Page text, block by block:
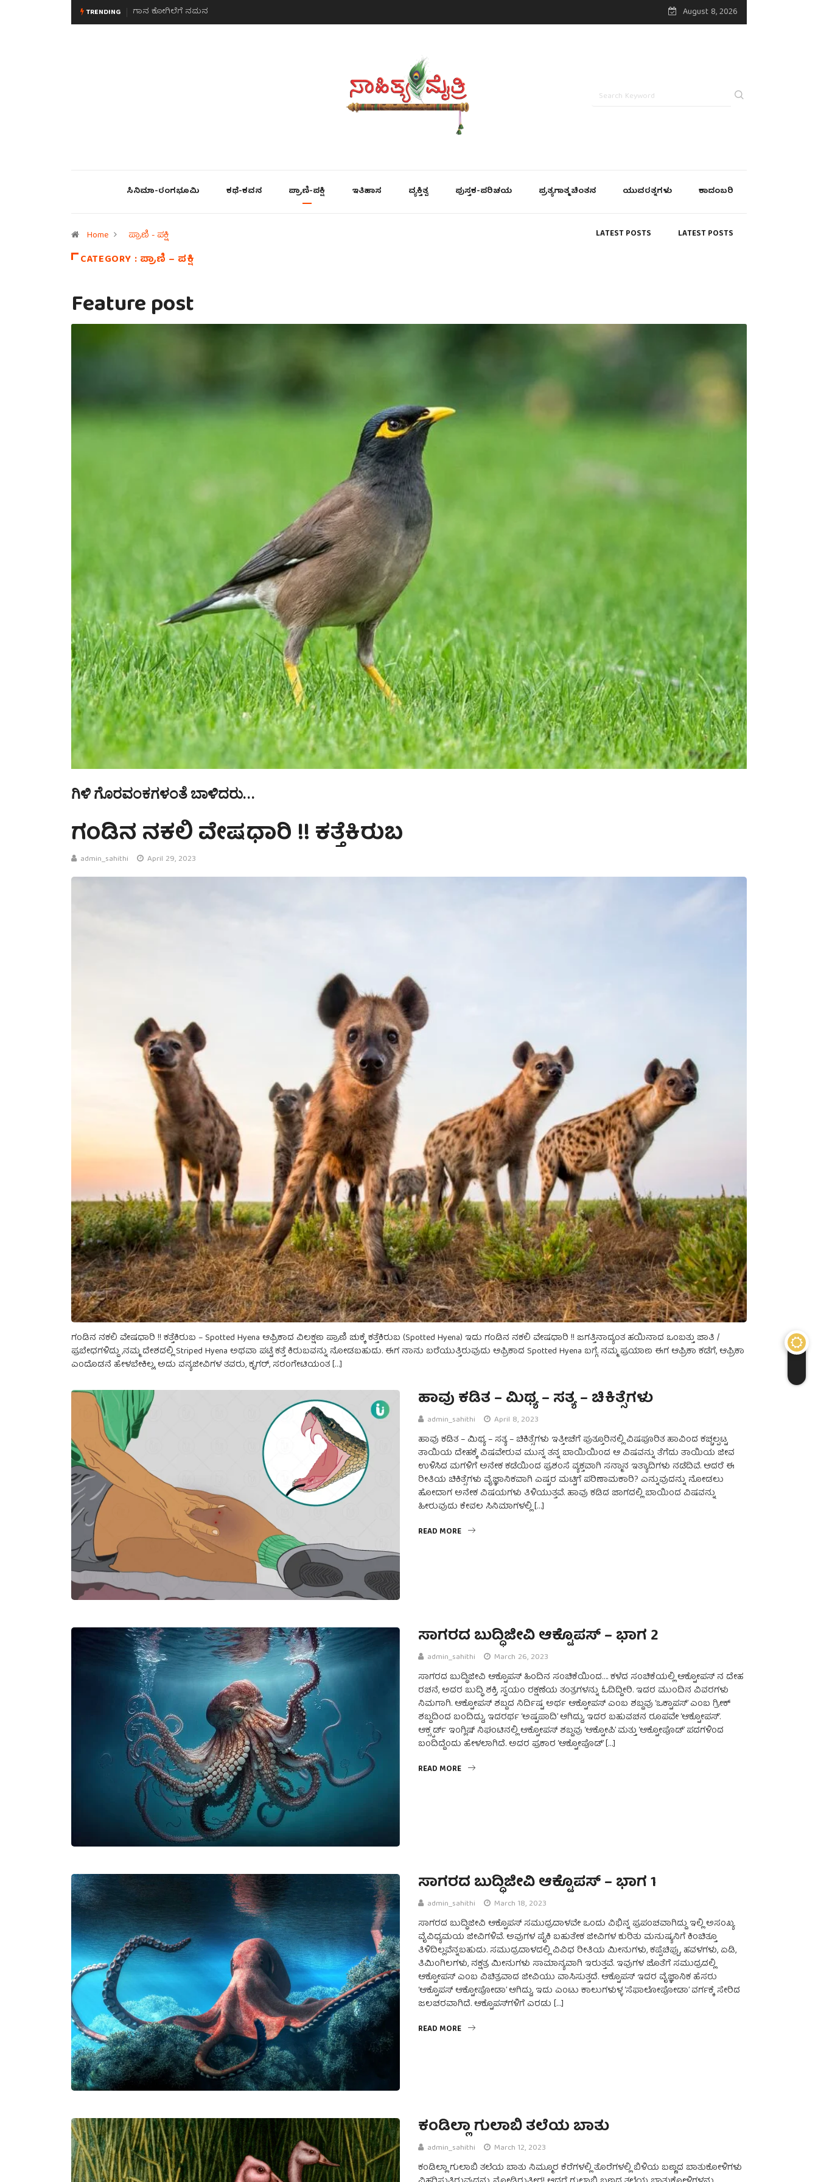
TRENDING ಮನಸಿನ ಸವಿಭಾವ August 8, 2026
ಸಿನಿಮಾ-ರಂಗಭೂಮಿ ಕಥೆ-ಕವನ ಪ್ರಾಣಿ-ಪಕ್ಷಿ ಇತಿಹಾಸ ವ್ಯಕ್ತಿತ್ವ ಪುಸ್ತಕ-ಪರಿಚಯ ಪ್ರತ್ಯಗಾತ್ಮ ಚಿಂತನ ಯುವರತ್ನಗಳು ಕಾದಂಬರಿ
LATEST POSTS LATEST POSTS
Home ಪ್ರಾಣಿ - ಪಕ್ಷಿ
CATEGORY : ಪ್ರಾಣಿ – ಪಕ್ಷಿ
Feature post
ಗಿಳಿ ಗೊರವಂಕಗಳಂತೆ ಬಾಳಿದರು…
ಗಂಡಿನ ನಕಲಿ ವೇಷಧಾರಿ !! ಕತ್ತೆಕಿರುಬ
admin_sahithi April 29, 2023
ಗಂಡಿನ ನಕಲಿ ವೇಷಧಾರಿ !! ಕತ್ತೆಕಿರುಬ – Spotted Hyena ಆಫ್ರಿಕಾದ ವಿಲಕ್ಷಣ ಪ್ರಾಣಿ ಚುಕ್ಕೆ ಕತ್ತೆಕಿರುಬ (Spotted Hyena) ಇದು ಗಂಡಿನ ನಕಲಿ ವೇಷಧಾರಿ !! ಜಗತ್ತಿನಾದ್ಯಂತ ಹಯಿನಾದ ಒಂಬತ್ತು ಜಾತಿ /
ಪ್ರಬೇಧಗಳಿದ್ದು ,ನಮ್ಮ ದೇಶದಲ್ಲಿ Striped Hyena ಅಥವಾ ಪಟ್ಟೆ ಕತ್ತೆ ಕಿರುಬವನ್ನು ನೋಡಬಹುದು. ಈಗ ನಾನು ಬರೆಯುತ್ತಿರುವುದು ಆಫ್ರಿಕಾದ Spotted Hyena ಬಗ್ಗೆ. ನಮ್ಮ ಪ್ರಯಾಣ ಈಗ ಆಫ್ರಿಕಾ ಕಡೆಗೆ, ಆಫ್ರಿಕಾ
ಎಂದೊಡನೆ ಹೇಳಬೇಕಿಲ್ಲ, ಅದು ವನ್ಯಜೀವಿಗಳ ತವರು, ಕೃಗರ್, ಸರಂಗೇಟಿಯಂತ […]
ಹಾವು ಕಡಿತ – ಮಿಥ್ಯ – ಸತ್ಯ – ಚಿಕಿತ್ಸೆಗಳು
admin_sahithi April 8, 2023
ಹಾವು ಕಡಿತ – ಮಿಥ್ಯ – ಸತ್ಯ – ಚಿಕಿತ್ಸೆಗಳು ಇತ್ತೀಚೆಗೆ ಪುತ್ತೂರಿನಲ್ಲಿ ವಿಷಪೂರಿತ ಹಾವಿಂದ ಕಚ್ಚಲ್ಪಟ್ಟ
ತಾಯಿಯ ದೇಹಕ್ಕೆ ವಿಷವೇರುವ ಮುನ್ನ ತನ್ನ ಬಾಯಿಯಿಂದ ಆ ವಿಷವನ್ನು ತೆಗೆದು ತಾಯಿಯ ಜೀವ
ಉಳಿಸಿದ ಮಗಳಿಗೆ ಅನೇಕ ಕಡೆಯಿಂದ ಪ್ರಶಂಸೆ ವ್ಯಕ್ತವಾಗಿ ಸನ್ಮಾನ ಇತ್ಯಾದಿಗಳು ನಡೆದಿವೆ. ಆದರೆ ಈ
ರೀತಿಯ ಚಿಕಿತ್ಸೆಗಳು ವೈಜ್ಞಾನಿಕವಾಗಿ ಎಷ್ಟರ ಮಟ್ಟಿಗೆ ಪರಿಣಾಮಕಾರಿ? ಎನ್ನುವುದನ್ನು ನೋಡಲು
ಹೋದಾಗ ಅನೇಕ ವಿಷಯಗಳು ತಿಳಿಯುತ್ತವೆ. ಹಾವು ಕಡಿದ ಜಾಗದಲ್ಲಿ ಬಾಯಿಂದ ವಿಷವನ್ನು
ಹೀರುವುದು ಕೇವಲ ಸಿನಿಮಾಗಳಲ್ಲಿ […]
READ MORE
ಸಾಗರದ ಬುದ್ಧಿಜೀವಿ ಆಕ್ಟೊಪಸ್ – ಭಾಗ 2
admin_sahithi March 26, 2023
ಸಾಗರದ ಬುದ್ಧಿಜೀವಿ ಆಕ್ಟೊಪಸ್ ಹಿಂದಿನ ಸಂಚಿಕೆಯಿಂದ…. ಕಳೆದ ಸಂಚಿಕೆಯಲ್ಲಿ ಆಕ್ಟೋಪಸ್ ನ ದೇಹ
ರಚನೆ, ಅದರ ಬುದ್ಧಿ ಶಕ್ತಿ, ಸ್ವಯಂ ರಕ್ಷಣೆಯ ತಂತ್ರಗಳನ್ನು ಓದಿದ್ದೀರಿ. ಇದರ ಮುಂದಿನ ವಿವರಗಳು
ನಿಮಗಾಗಿ. ಆಕ್ಟೋಪಸ್ ಶಬ್ದದ ನಿರ್ದಿಷ್ಟ ಅರ್ಥ ಆಕ್ಟೋಪಸ್ ಎಂಬ ಶಬ್ದವು ‘ಒಕ್ಟಾಪಸ್’ ಎಂಬ ಗ್ರೀಕ್
ಶಬ್ದದಿಂದ ಬಂದಿದ್ದು, ಇದರರ್ಥ ‘ಅಷ್ಟಪಾದಿ’ ಆಗಿದ್ದು, ಇದರ ಬಹುವಚನ ರೂಪವೇ ‘ಆಕ್ಟೋಪಸ್’.
ಆಕ್ಸ್ಫರ್ಡ್ ಇಂಗ್ಲಿಷ್ ನಿಘಂಟಿನಲ್ಲಿ ಆಕ್ಟೋಪಸ್ ಶಬ್ದವು ‘ಆಕ್ಟೋಪಿ’ ಮತ್ತು ‘ಆಕ್ಟೋಪೊಡ್’ ಪದಗಳಿಂದ
ಬಂದಿದ್ದೆಂದು ಹೇಳಲಾಗಿದೆ. ಅದರ ಪ್ರಕಾರ ‘ಆಕ್ಟೋಪೊಡ್’ […]
READ MORE
ಸಾಗರದ ಬುದ್ಧಿಜೀವಿ ಆಕ್ಟೊಪಸ್ – ಭಾಗ 1
admin_sahithi March 18, 2023
ಸಾಗರದ ಬುದ್ಧಿಜೀವಿ ಆಕ್ಟೊಪಸ್ ಸಮುದ್ರದಾಳವೇ ಒಂದು ವಿಭಿನ್ನ ಪ್ರಪಂಚವಾಗಿದ್ದು ಇಲ್ಲಿ ಅಸಂಖ್ಯ
ವೈವಿಧ್ಯಮಯ ಜೀವಿಗಳಿವೆ. ಅವುಗಳ ಪೈಕಿ ಬಹುತೇಕ ಜೀವಿಗಳ ಕುರಿತು ಮನುಷ್ಯನಿಗೆ ಕಿಂಚಿತ್ತೂ
ತಿಳಿದಿಲ್ಲವೆನ್ನಬಹುದು. ಸಮುದ್ರದಾಳದಲ್ಲಿ ವಿವಿಧ ರೀತಿಯ ಮೀನುಗಳು, ಕಪ್ಪೆಚಿಪ್ಪು, ಹವಳಗಳು, ಏಡಿ,
ತಿಮಿಂಗಿಲಗಳು, ನಕ್ಷತ್ರ ಮೀನುಗಳು ಸಾಮಾನ್ಯವಾಗಿ ಇರುತ್ತವೆ. ಇವುಗಳ ಜೊತೆಗೆ ಸಮುದ್ರದಲ್ಲಿ
ಆಕ್ಟೋಪಸ್ ಎಂಬ ವಿಚಿತ್ರವಾದ ಜೀವಿಯು ವಾಸಿಸುತ್ತದೆ. ಆಕ್ಟೊಪಸ್ ಇದರ ವೈಜ್ಞಾನಿಕ ಹೆಸರು
‘ಆಕ್ಟೊಪಸ್ ಆಕ್ಟೋಪೋಡಾ’ ಆಗಿದ್ದು, ಇದು ಎಂಟು ಕಾಲುಗಳುಳ್ಳ ‘ಸೆಫಾಲೋಪೋಡಾ’ ವರ್ಗಕ್ಕೆ ಸೇರಿದ
ಜಲಚರವಾಗಿದೆ. ಆಕ್ಟೊಪಸ್‌ಗಳಿಗೆ ಎರಡು […]
READ MORE
ಕಂಡಿಲ್ಲಾ ಗುಲಾಬಿ ತಲೆಯ ಬಾತು
admin_sahithi March 12, 2023
ಕಂಡಿಲ್ಲಾ ಗುಲಾಬಿ ತಲೆಯ ಬಾತು ನಿಮ್ಮೂರ ಕೆರೆಗಳಲ್ಲಿ ತೊರೆಗಳಲ್ಲಿ ಬಿಳಿಯ ಬಣ್ಣದ ಬಾತುಕೋಳಿಗಳು